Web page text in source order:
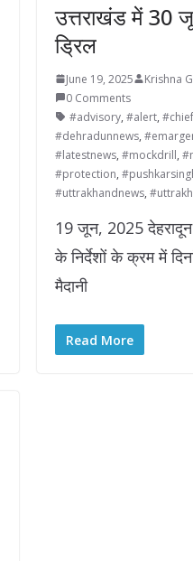
उत्तराखंड में 30
ड्रिल
June 19, 2025 Krishna
0 Comments
#advisory,#alert,
#dehradunnews,
#latestnews,#mockdrill,
#protection,
#uttrakhandnews,
19 जून, 2025
के निर्देशों के क्रम में
मैदानी
Read More